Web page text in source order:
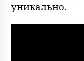
уникально.